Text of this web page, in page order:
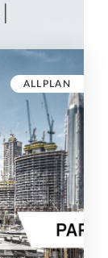
ALLPLAN